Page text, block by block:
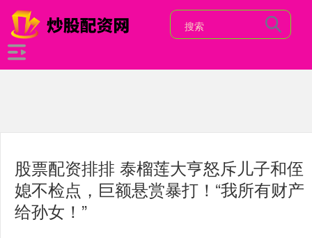
股票配资排排 泰榴莲大亨怒斥儿子和侄
媳不检点，巨额悬赏暴打！“我所有财产
给孙女！”